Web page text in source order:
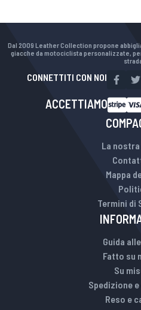
Dal 2009 Leather Collection propone
giacche da motociclista personalizzate,
CONNETTITI CON NOI
ACCETTIAMO
La
Mappa
Termini di
Guida
Fatto su
Su
Spedizione
Reso e